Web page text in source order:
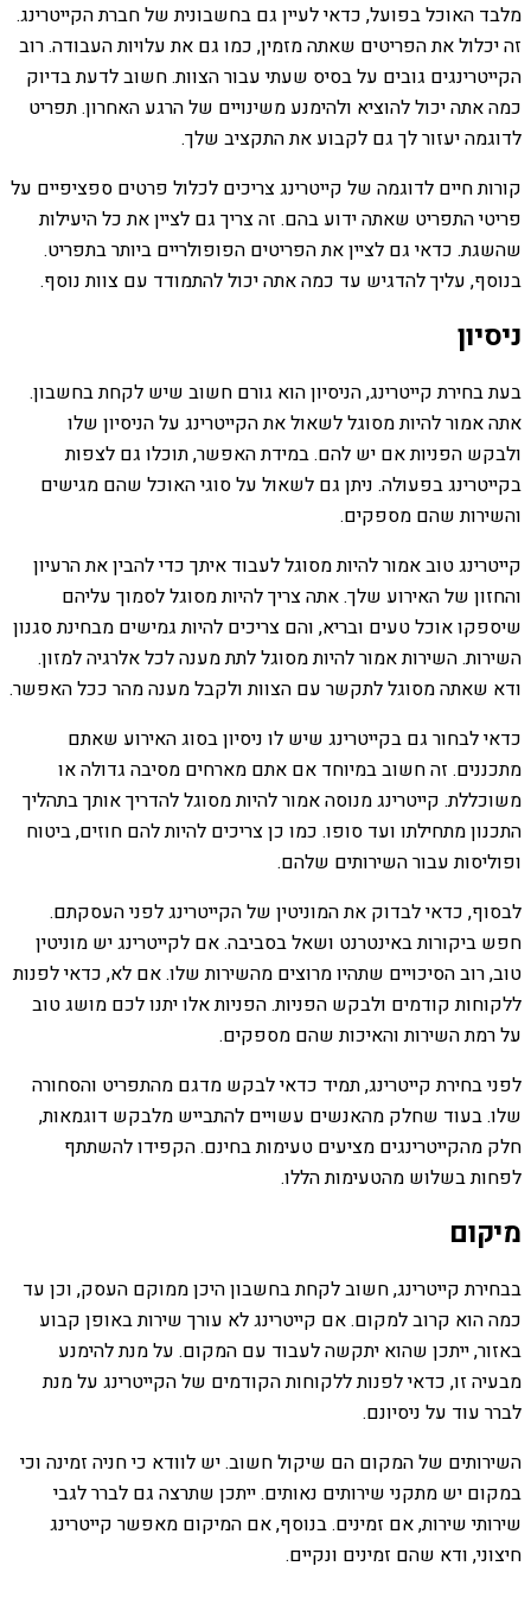
מלבד האוכל בפועל, כדאי לעיין גם בחשבונית של חברת הקייטרינג.
זה יכלול את הפריטים שאתה מזמין, כמו גם את עלויות העבודה. רוב
הקייטרינגים גובים על בסיס שעתי עבור הצוות. חשוב לדעת בדיוק
כמה אתה יכול להוציא ולהימנע משינויים של הרגע האחרון. תפריט
לדוגמה יעזור לך גם לקבוע את התקציב שלך.
קורות חיים לדוגמה של קייטרינג צריכים לכלול פרטים ספציפיים על
פריטי התפריט שאתה ידוע בהם. זה צריך גם לציין את כל היעילות
שהשגת. כדאי גם לציין את הפריטים הפופולריים ביותר בתפריט.
בנוסף, עליך להדגיש עד כמה אתה יכול להתמודד עם צוות נוסף.
ניסיון
בעת ​​בחירת קייטרינג, הניסיון הוא גורם חשוב שיש לקחת בחשבון.
אתה אמור להיות מסוגל לשאול את הקייטרינג על הניסיון שלו
ולבקש הפניות אם יש להם. במידת האפשר, תוכלו גם לצפות
בקייטרינג בפעולה. ניתן גם לשאול על סוגי האוכל שהם מגישים
והשירות שהם מספקים.
קייטרינג טוב אמור להיות מסוגל לעבוד איתך כדי להבין את הרעיון
והחזון של האירוע שלך. אתה צריך להיות מסוגל לסמוך עליהם
שיספקו אוכל טעים ובריא, והם צריכים להיות גמישים מבחינת סגנון
השירות. השירות אמור להיות מסוגל לתת מענה לכל אלרגיה למזון.
ודא שאתה מסוגל לתקשר עם הצוות ולקבל מענה מהר ככל האפשר.
כדאי לבחור גם בקייטרינג שיש לו ניסיון בסוג האירוע שאתם
מתכננים. זה חשוב במיוחד אם אתם מארחים מסיבה גדולה או
משוכללת. קייטרינג מנוסה אמור להיות מסוגל להדריך אותך בתהליך
התכנון מתחילתו ועד סופו. כמו כן צריכים להיות להם חוזים, ביטוח
ופוליסות עבור השירותים שלהם.
לבסוף, כדאי לבדוק את המוניטין של הקייטרינג לפני העסקתם.
חפש ביקורות באינטרנט ושאל בסביבה. אם לקייטרינג יש מוניטין
טוב, רוב הסיכויים שתהיו מרוצים מהשירות שלו. אם לא, כדאי לפנות
ללקוחות קודמים ולבקש הפניות. הפניות אלו יתנו לכם מושג טוב
על רמת השירות והאיכות שהם מספקים.
לפני בחירת קייטרינג, תמיד כדאי לבקש מדגם מהתפריט והסחורה
שלו. בעוד שחלק מהאנשים עשויים להתבייש מלבקש דוגמאות,
חלק מהקייטרינגים מציעים טעימות בחינם. הקפידו להשתתף
לפחות בשלוש מהטעימות הללו.
מיקום
בבחירת קייטרינג, חשוב לקחת בחשבון היכן ממוקם העסק, וכן עד
כמה הוא קרוב למקום. אם קייטרינג לא עורך שירות באופן קבוע
באזור, ייתכן שהוא יתקשה לעבוד עם המקום. על מנת להימנע
מבעיה זו, כדאי לפנות ללקוחות הקודמים של הקייטרינג על מנת
לברר עוד על ניסיונם.
השירותים של המקום הם שיקול חשוב. יש לוודא כי חניה זמינה וכי
במקום יש מתקני שירותים נאותים. ייתכן שתרצה גם לברר לגבי
שירותי שירות, אם זמינים. בנוסף, אם המיקום מאפשר קייטרינג
חיצוני, ודא שהם זמינים ונקיים.